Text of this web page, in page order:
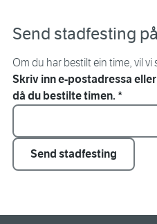
Send stadfesting
Om du har bestilt ein time, vil
Skriv inn e-postadressa
då du bestilte timen. *
Send stadfesting